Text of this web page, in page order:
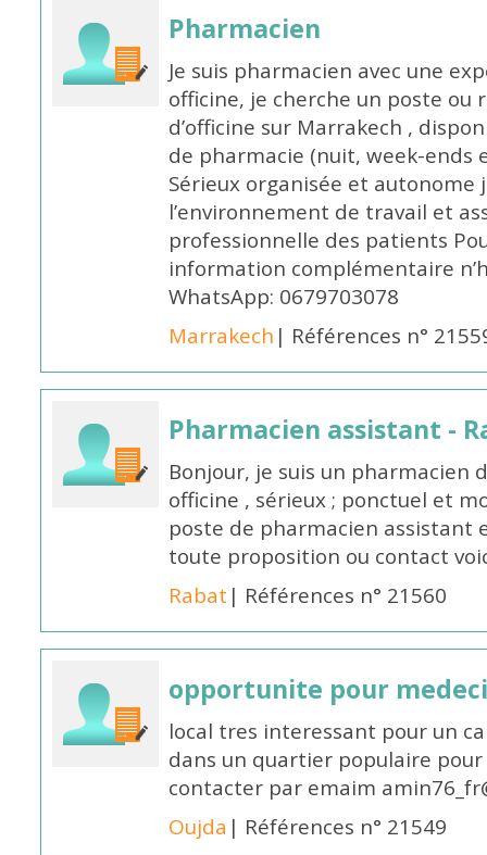
Pharmacien
Je suis pharmacien avec une
officine, je cherche un poste
d’officine sur Marrakech ,
de pharmacie (nuit, week-ends
Sérieux organisée et autonome
l’environnement de travail et
professionnelle des patients
information complémentaire
WhatsApp: 0679703078
Marrakech | Références n°
Pharmacien assistant -
Bonjour, je suis un pharmacien
officine , sérieux ; ponctuel et
poste de pharmacien
toute proposition ou contact
Rabat | Références n° 21560
opportunite pour
local tres interessant pour un
dans un quartier populaire
contacter par emaim
Oujda | Références n° 21549